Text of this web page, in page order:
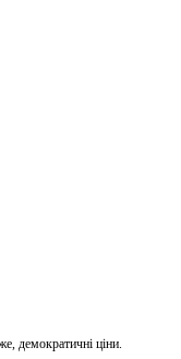
демократичні ціни.